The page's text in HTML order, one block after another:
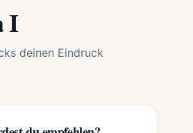
I
deinen Eindruck